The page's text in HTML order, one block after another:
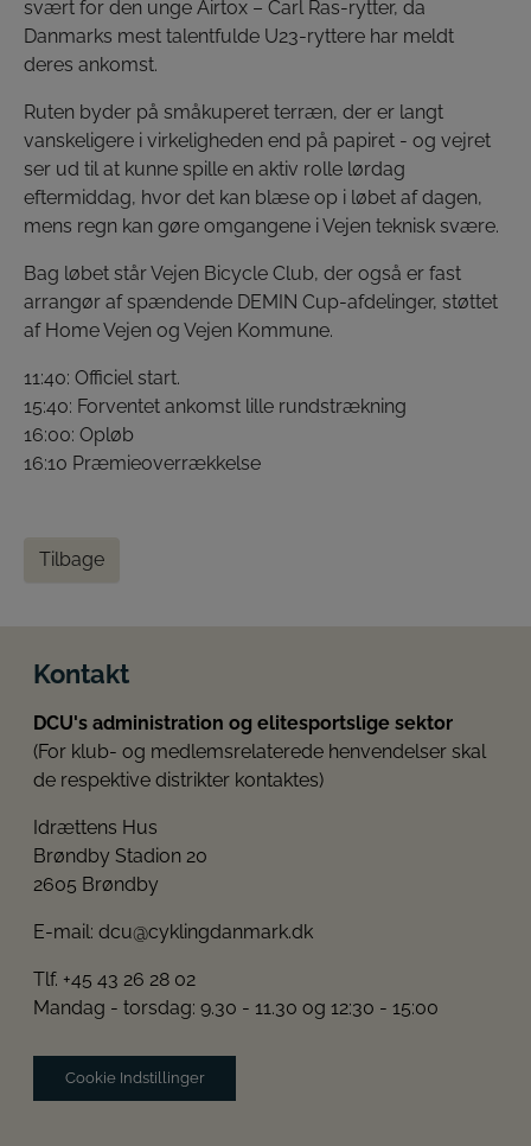
svært for den unge Airtox – Carl Ras-rytter, da
Danmarks mest talentfulde U23-ryttere har meldt
deres ankomst.
Ruten byder på småkuperet terræn, der er langt
vanskeligere i virkeligheden end på papiret - og vejret
ser ud til at kunne spille en aktiv rolle lørdag
eftermiddag, hvor det kan blæse op i løbet af dagen,
mens regn kan gøre omgangene i Vejen teknisk svære.
Bag løbet står Vejen Bicycle Club, der også er fast
arrangør af spændende DEMIN Cup-afdelinger, støttet
af Home Vejen og Vejen Kommune.
11:40: Officiel start.
15:40: Forventet ankomst lille rundstrækning
16:00: Opløb
16:10 Præmieoverrækkelse
Tilbage
Kontakt
DCU's administration og elitesportslige sektor
(For klub- og medlemsrelaterede henvendelser skal
de respektive distrikter kontaktes)
Idrættens Hus
Brøndby Stadion 20
2605 Brøndby
E-mail: dcu@cyklingdanmark.dk
Tlf. +45 43 26 28 02
Mandag - torsdag: 9.30 - 11.30 og 12:30 - 15:00
Cookie Indstillinger